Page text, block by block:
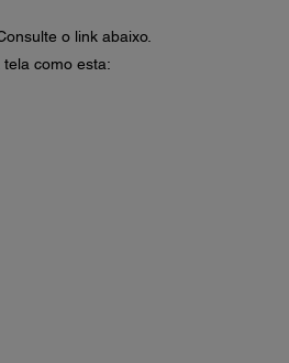
o link abaixo.
tela como esta: